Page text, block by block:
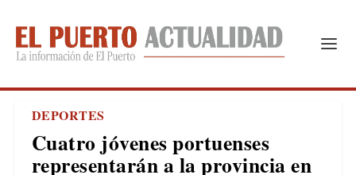
DEPORTES
Cuatro jóvenes portuenses
representarán a la provincia en